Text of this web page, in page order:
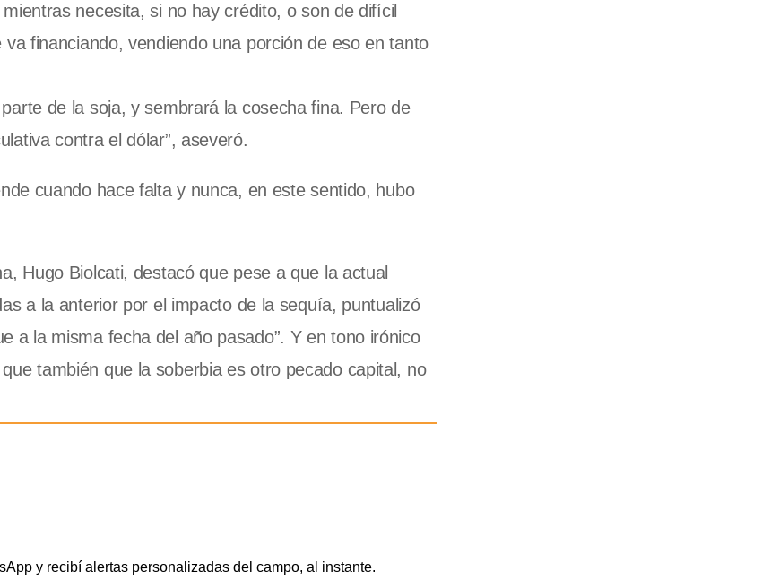
necesita, si no hay crédito, o son de difícil
financiando, vendiendo una porción de eso en tanto
de la soja, y sembrará la cosecha fina. Pero de
contra el dólar”, aseveró.
cuando hace falta y nunca, en este sentido, hubo
Hugo Biolcati, destacó que pese a que la actual
a la anterior por el impacto de la sequía, puntualizó
a la misma fecha del año pasado”. Y en tono irónico
también que la soberbia es otro pecado capital, no
y recibí alertas personalizadas del campo, al instante.